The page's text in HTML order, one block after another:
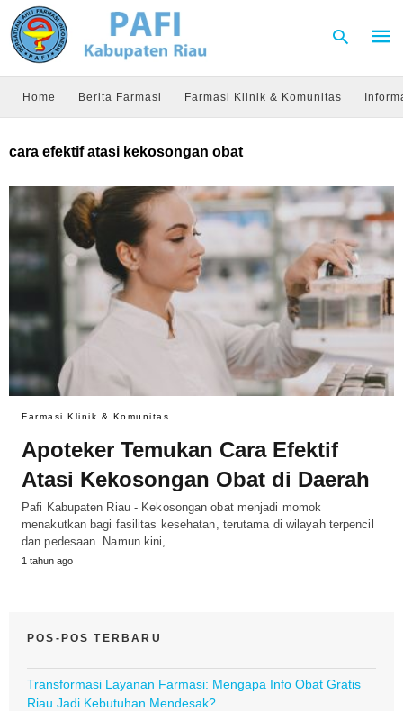
and
hit
Home Berita Farmasi Farmasi Klinik & Komunitas
cara efektif atasi kekosongan obat
Farmasi Klinik & Komunitas
Apoteker Temukan Cara Efektif
Atasi Kekosongan Obat di Daerah
Pafi Kabupaten Riau - Kekosongan obat menjadi momok
menakutkan bagi fasilitas kesehatan, terutama di wilayah terpencil
dan pedesaan. Namun kini,…
1 tahun ago
POS-POS TERBARU
Transformasi Layanan Farmasi: Mengapa Info Obat Gratis
Riau Jadi Kebutuhan Mendesak?